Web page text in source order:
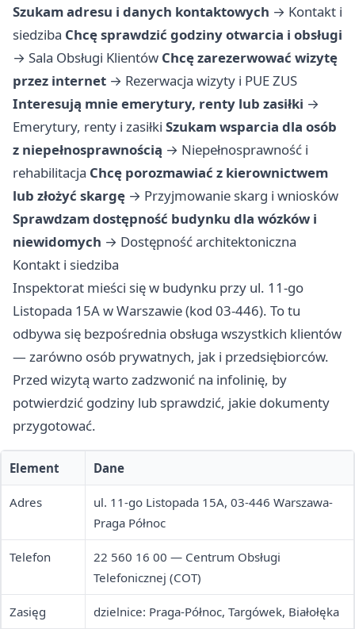
Szukam adresu i danych kontaktowych → Kontakt i
siedziba Chcę sprawdzić godziny otwarcia i obsługi
→ Sala Obsługi Klientów Chcę zarezerwować wizytę
przez internet → Rezerwacja wizyty i PUE ZUS
Interesują mnie emerytury, renty lub zasiłki →
Emerytury, renty i zasiłki Szukam wsparcia dla osób
z niepełnosprawnością → Niepełnosprawność i
rehabilitacja Chcę porozmawiać z kierownictwem
lub złożyć skargę → Przyjmowanie skarg i wniosków
Sprawdzam dostępność budynku dla wózków i
niewidomych → Dostępność architektoniczna
Kontakt i siedziba
Inspektorat mieści się w budynku przy ul. 11-go
Listopada 15A w Warszawie (kod 03-446). To tu
odbywa się bezpośrednia obsługa wszystkich klientów
— zarówno osób prywatnych, jak i przedsiębiorców.
Przed wizytą warto zadzwonić na infolinię, by
potwierdzić godziny lub sprawdzić, jakie dokumenty
przygotować.
Element Dane
Adres
ul. 11-go Listopada 15A, 03-446 Warszawa-
Praga Północ
Telefon
22 560 16 00 — Centrum Obsługi
Telefonicznej (COT)
Zasięg dzielnice: Praga-Północ, Targówek, Białołęka